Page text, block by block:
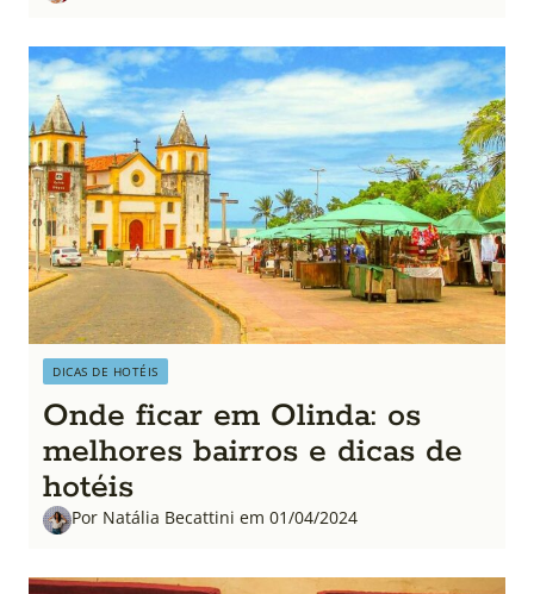
DICAS DE HOTÉIS
Onde ficar em Olinda: os
melhores bairros e dicas de
hotéis
Por Natália Becattini em 01/04/2024